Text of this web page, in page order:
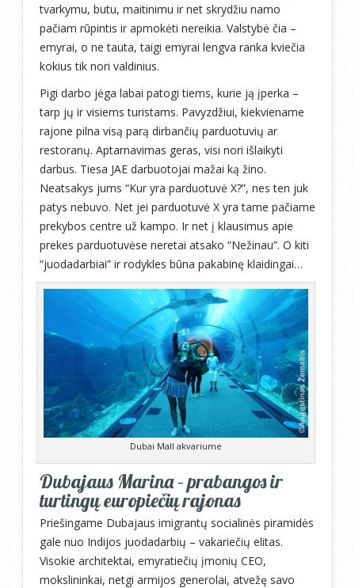
tvarkymu, butu, maitinimu ir net skrydžiu namo
pačiam rūpintis ir apmokėti nereikia. Valstybė čia –
emyrai, o ne tauta, taigi emyrai lengva ranka kviečia
kokius tik nori valdinius.
Pigi darbo jėga labai patogi tiems, kurie ją įperka –
tarp jų ir visiems turistams. Pavyzdžiui, kiekviename
rajone pilna visą parą dirbančių parduotuvių ar
restoranų. Aptarnavimas geras, visi nori išlaikyti
darbus. Tiesa JAE darbuotojai mažai ką žino.
Neatsakys jums “Kur yra parduotuvė X?”, nes ten juk
patys nebuvo. Net jei parduotuvė X yra tame pačiame
prekybos centre už kampo. Ir net į klausimus apie
prekes parduotuvėse neretai atsako “Nežinau”. O kiti
“juodadarbiai” ir rodykles būna pakabinę klaidingai…
Dubai Mall akvariume
Dubajaus Marina – prabangos ir
turtingų europiečių rajonas
Priešingame Dubajaus imigrantų socialinės piramidės
gale nuo Indijos juodadarbių – vakariečių elitas.
Visokie architektai, emyratiečių įmonių CEO,
mokslininkai, netgi armijos generolai, atvežę savo